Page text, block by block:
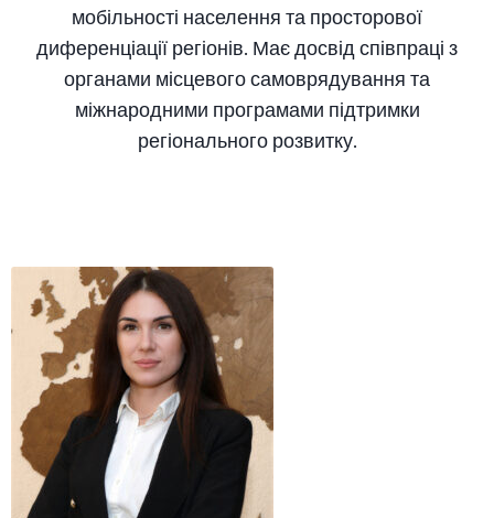
мобільності населення та просторової
диференціації регіонів. Має досвід співпраці з
органами місцевого самоврядування та
міжнародними програмами підтримки
регіонального розвитку.